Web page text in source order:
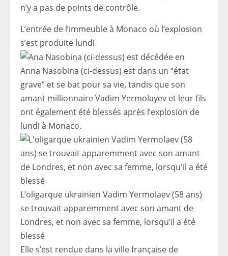
n’y a pas de points de contrôle.
L’entrée de l’immeuble à Monaco où l’explosion
s’est produite lundi
Anna Nasobina (ci-dessus) est dans un “état
grave” et se bat pour sa vie, tandis que son
amant millionnaire Vadim Yermolayev et leur fils
ont également été blessés après l’explosion de
lundi à Monaco.
L’oligarque ukrainien Vadim Yermolaev (58 ans)
se trouvait apparemment avec son amant de
Londres, et non avec sa femme, lorsqu’il a été
blessé
Elle s’est rendue dans la ville française de